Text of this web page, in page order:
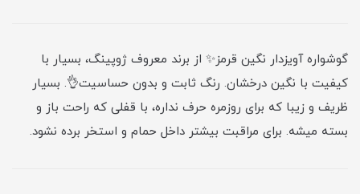
گوشواره آویزدار نگین قرمز✨ از برند معروف ژوپینگ، بسیار با
کیفیت با نگین درخشان. رنگ ثابت و بدون حساسیت👌. بسیار
ظریف و زیبا که برای روزمره حرف نداره، با قفلی که راحت باز و
بسته میشه. برای مراقبت بیشتر داخل حمام و استخر برده نشود.